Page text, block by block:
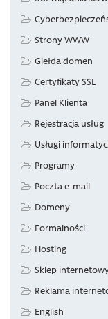
Strony WWW
Giełda domen
Certyfikaty SSL
Panel Klienta
Rejestracja usług
Usługi
Programy
Poczta e-mail
Domeny
Formalności
Hosting
Sklep
Reklama
English